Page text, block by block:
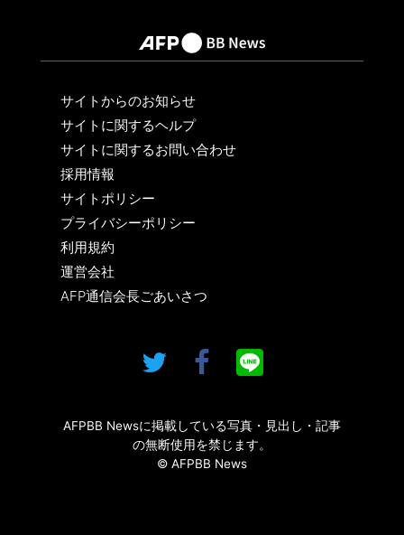
サイトからのお知らせ
サイトに関するヘルプ
サイトに関するお問い合わせ
採用情報
サイトポリシー
プライバシーポリシー
利用規約
運営会社
AFP通信会長ごあいさつ
AFPBB Newsに掲載している写真・見出し・記事
の無断使用を禁じます。
© AFPBB News